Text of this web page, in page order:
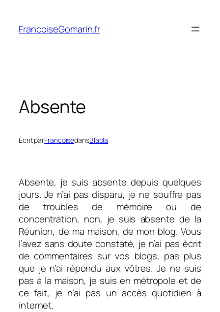
contenu
FrancoiseGomarin.fr
Absente
Écrit parFrancoisedansBlabla
Absente, je suis absente depuis quelques
jours. Je n’ai pas disparu, je ne souffre pas
de troubles de mémoire ou de
concentration, non, je suis absente de la
Réunion, de ma maison, de mon blog. Vous
l’avez sans doute constaté, je n’ai pas écrit
de commentaires sur vos blogs, pas plus
que je n’ai répondu aux vôtres. Je ne suis
pas à la maison, je suis en métropole et de
ce fait, je n’ai pas un accès quotidien à
internet.